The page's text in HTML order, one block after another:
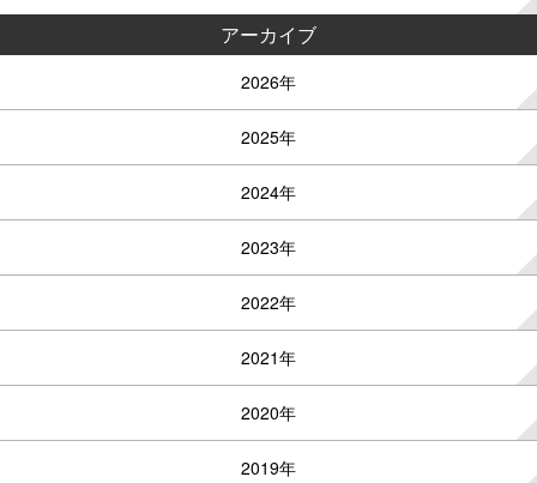
アーカイブ
2026年
2025年
2024年
2023年
2022年
2021年
2020年
2019年